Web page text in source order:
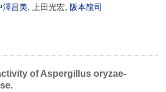
澤昌美 , 上田光宏, 阪本龍司
of Aspergillus oryzae-